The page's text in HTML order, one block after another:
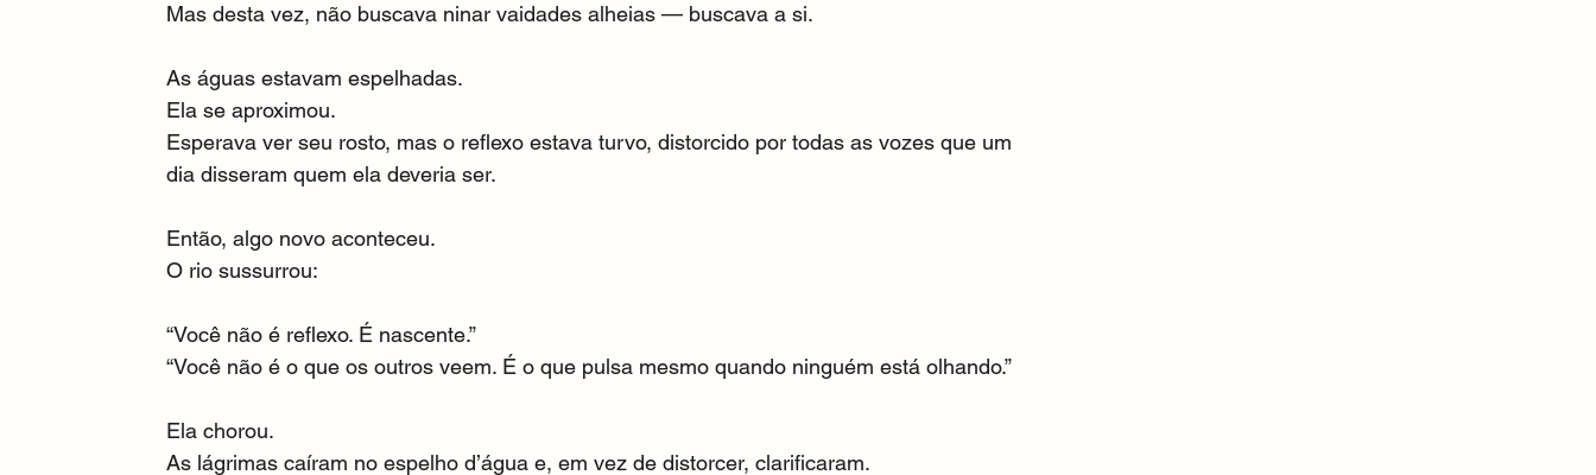
Mas desta vez, não buscava ninar vaidades alheias — buscava a si.
As águas estavam espelhadas.
Ela se aproximou.
Esperava ver seu rosto, mas o reflexo estava turvo, distorcido por todas as vozes que um
dia disseram quem ela deveria ser.
Então, algo novo aconteceu.
O rio sussurrou:
“Você não é reflexo. É nascente.”
“Você não é o que os outros veem. É o que pulsa mesmo quando ninguém está olhando.”
Ela chorou.
As lágrimas caíram no espelho d’água e, em vez de distorcer, clarificaram.